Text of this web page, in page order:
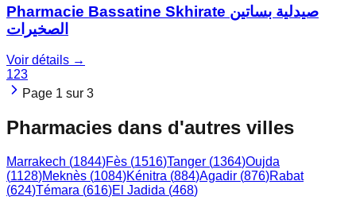
Pharmacie Bassatine Skhirate صيدلية بساتين
الصخيرات
Voir détails →
123
Page 1 sur 3
Pharmacies dans d'autres villes
Marrakech (1844)Fès (1516)Tanger (1364)Oujda
(1128)Meknès (1084)Kénitra (884)Agadir (876)Rabat
(624)Témara (616)El Jadida (468)